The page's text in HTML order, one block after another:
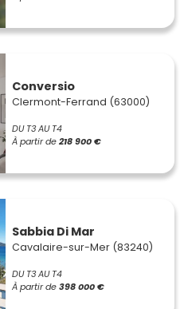
Conversio
Clermont-Ferrand (63000)
DU T3 AU T4
À partir de218 900 €
Sabbia Di Mar
Cavalaire-sur-Mer (83240)
DU T3 AU T4
À partir de398 000 €